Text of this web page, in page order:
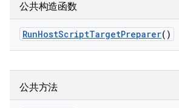
公共构造函数
RunHostScriptTargetPreparer()
公共方法